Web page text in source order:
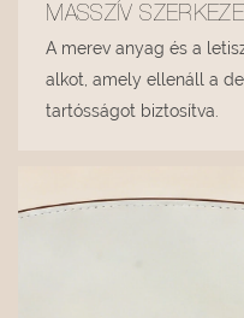
MASSZÍV
A merev anyag és a
alkot, amely ellenáll a
tartósságot biztosítva.